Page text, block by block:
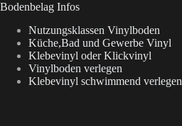
Bodenbelag Infos
Nutzungsklassen Vinylboden
Küche,Bad und Gewerbe Vinyl
Klebevinyl oder Klickvinyl
Vinylboden verlegen
Klebevinyl schwimmend verlegen